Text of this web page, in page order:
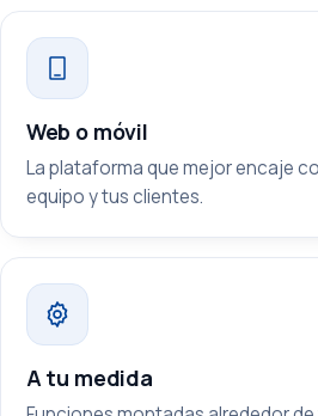
Web o móvil
La plataforma que mejor encaje
equipo y tus clientes.
A tu medida